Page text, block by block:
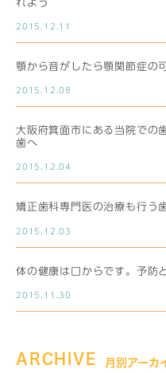
れよう
2015.12.11
顎から音がしたら顎関節症の
2015.12.08
大阪府箕面市にある当院での
歯へ
2015.12.04
矯正歯科専門医の治療も行う
2015.12.03
体の健康は口からです。予防
2015.11.30
ARCHIVE 月別アーカ